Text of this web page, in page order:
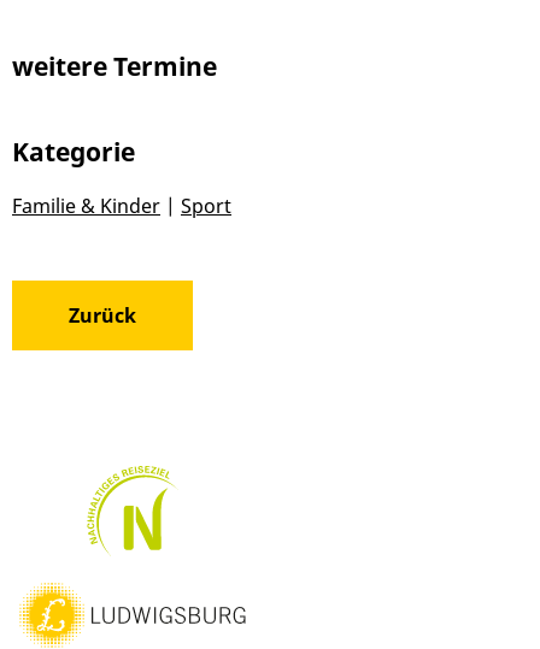
weitere Termine
Kategorie
Familie & Kinder | Sport
Zurück